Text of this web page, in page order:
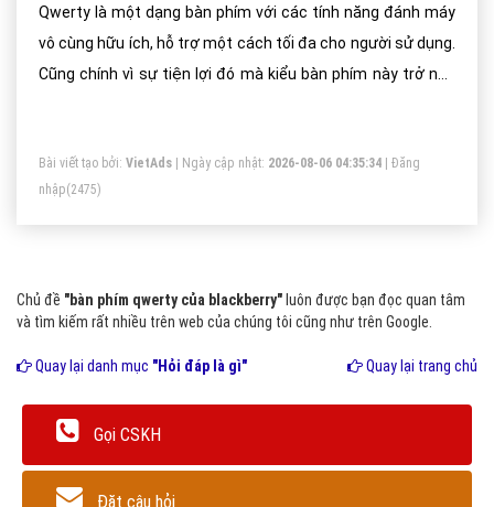
Qwerty là một dạng bàn phím với các tính năng đánh máy
vô cùng hữu ích, hỗ trợ một cách tối đa cho người sử dụng.
Cũng chính vì sự tiện lợi đó mà kiểu bàn phím này trở nên
này chính là tổng hợp của 6 chữ cái đầu tiên ở hàng chữ cái
trên cùng.
Bài viết tạo bởi: VietAds | Ngày cập nhật: 2026-08-06 04:35:34
Đăng
nhập(2475)
Chủ đề "bàn phím qwerty của blackberry" luôn được bạn đọc quan tâm
và tìm kiếm rất nhiều trên web của chúng tôi cũng như trên Google.
Quay lại danh mục "Hỏi đáp là gì" Quay lại trang chủ
Gọi CSKH
Đặt câu hỏi